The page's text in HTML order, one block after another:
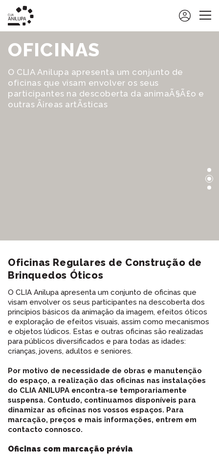
ATIVIDADES
OFICINAS
OFICINAS DE CINEMA DE ANIMAÇÃO
ACONTECEU E MARCOU
SOBRE A CINEMATECA DIGITAL
FILME DO MÊS
REQUISIÇÃO DE FILMES
APOIO NA SELEÇÃO DOS FILMES
ALP
CONTACTOS
OFICINAS
O CLIA Anilupa apresenta um conjunto de
oficinas que visam envolver os seus
participantes na descoberta da animaÃ§Ã£o e
outras Ã¡reas artÃ­sticas
Oficinas Regulares de Construção de
Brinquedos Óticos
O CLIA Anilupa apresenta um conjunto de oficinas que
visam envolver os seus participantes na descoberta dos
princípios básicos da animação da imagem, efeitos óticos
e exploração de efeitos visuais, assim como mecanismos
e objetos lúdicos. Estas e outras oficinas são realizadas
para públicos diversificados e para todas as idades:
crianças, jovens, adultos e seniores.
Por motivo de necessidade de obras e manutenção
do espaço, a realização das oficinas nas instalações
do CLIA ANILUPA encontra-se temporariamente
suspensa. Contudo, continuamos disponíveis para
dinamizar as oficinas nos vossos espaços. Para
marcação, preços e mais informações, entrem em
contacto connosco.
Oficinas com marcação prévia